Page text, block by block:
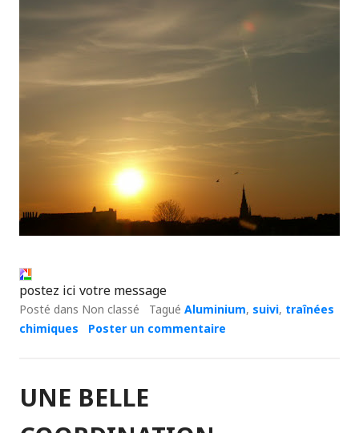
postez ici votre message
Posté dans Non classé Tagué Aluminium, suivi, traînées
chimiques
Poster un commentaire
UNE BELLE